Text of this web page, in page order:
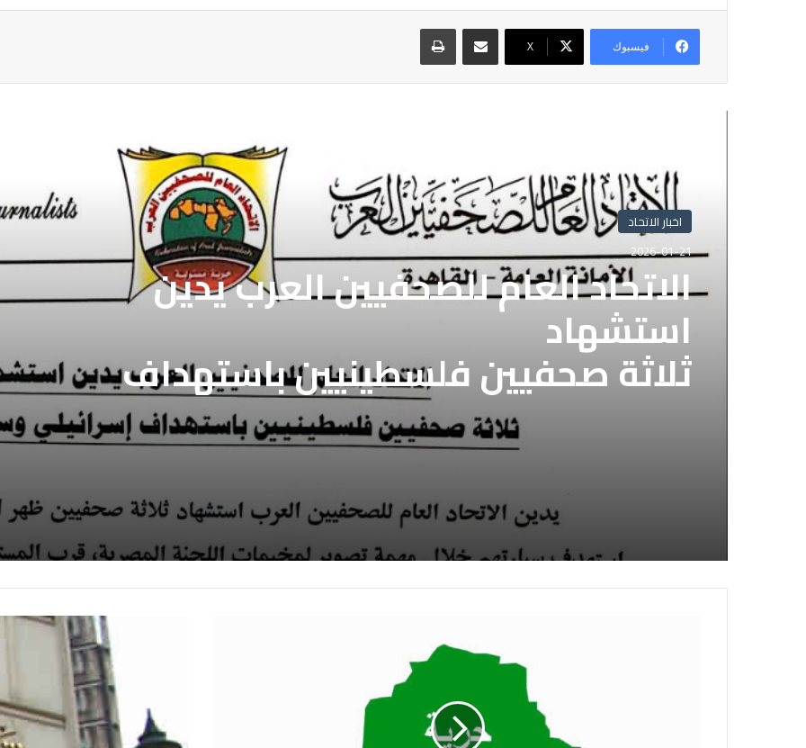
فيسبوك X
مشاركة عبر البريد طباعة
اخبار الاتحاد
2026-01-21
الاتحاد العام للصحفيين العرب يدين
استشهاد
ثلاثة صحفيين فلسطينيين باستهداف
إسرائيلي وسط قطاع غزة
اخبار الاتحاد
2025-11-05
الاتحاد العام للصحفيين العرب يطالب
قوات الدعم السريع بالافراج عن
الصحفيين السودانيين المعتقلين
لديها فوراً